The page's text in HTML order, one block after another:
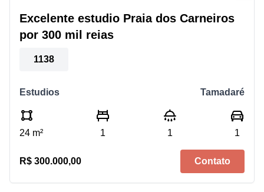
Excelente estudio Praia dos Carneiros
por 300 mil reias
1138
Estudios Tamadaré
24 m² 1 1 1
R$ 300.000,00 Contato